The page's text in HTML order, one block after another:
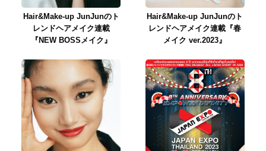
Hair&Make-up JunJunのト
レンドヘアメイク連載
『NEW BOSSメイク』
Hair&Make-up JunJunのト
レンドヘアメイク連載『春
メイク ver.2023』